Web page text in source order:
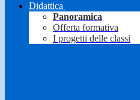
Didattica
Panoramica
Offerta formativa
I progetti delle classi